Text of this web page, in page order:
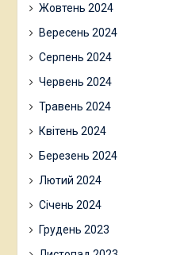
Жовтень 2024
Вересень 2024
Серпень 2024
Червень 2024
Травень 2024
Квітень 2024
Березень 2024
Лютий 2024
Січень 2024
Грудень 2023